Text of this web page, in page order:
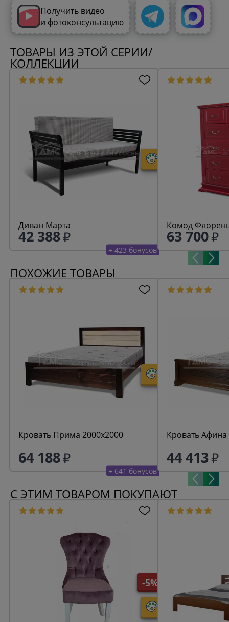
Получить видео
и фотоконсультацию
ТОВАРЫ ИЗ ЭТОЙ СЕРИИ/
КОЛЛЕКЦИИ
Диван Марта
42 388
+ 423 бонусов
Комод
63 700
ПОХОЖИЕ ТОВАРЫ
Кровать Прима 2000х2000
64 188
+ 641 бонусов
Кровать Афина
44 413
С ЭТИМ ТОВАРОМ ПОКУПАЮТ
-5%